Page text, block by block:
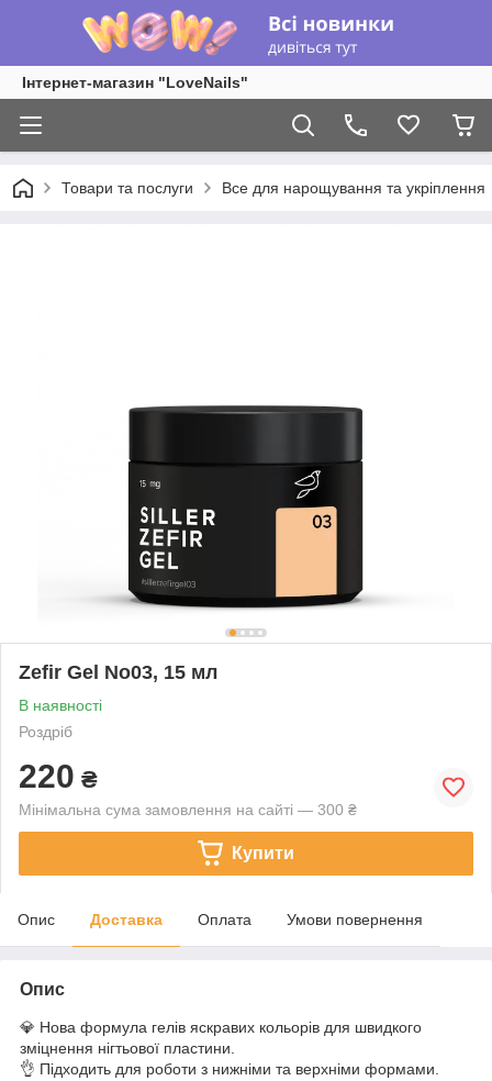
Інтернет-магазин "LoveNails"
Товари та послуги Все для нарощування та укріплення
Zefir Gel No03, 15 мл
В наявності
Роздріб
220 ₴
Мінімальна сума замовлення на сайті — 300 ₴
Купити
Опис Доставка Оплата Умови повернення
Опис
💎 Нова формула гелів яскравих кольорів для швидкого
зміцнення нігтьової пластини.
👌 Підходить для роботи з нижніми та верхніми формами.